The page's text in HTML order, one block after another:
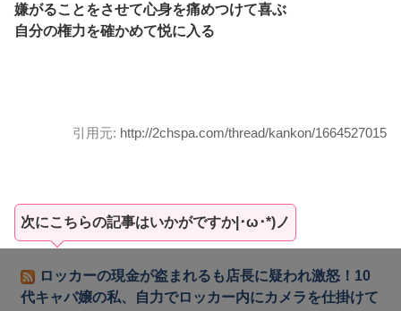
嫌がることをさせて心身を痛めつけて喜ぶ
自分の権力を確かめて悦に入る
引用元: http://2chspa.com/thread/kankon/1664527015
次にこちらの記事はいかがですか|･ω･*)ノ
ロッカーの現金が盗まれるも店長に疑われ激怒！10
代キャバ嬢の私、自力でロッカー内にカメラを仕掛けて